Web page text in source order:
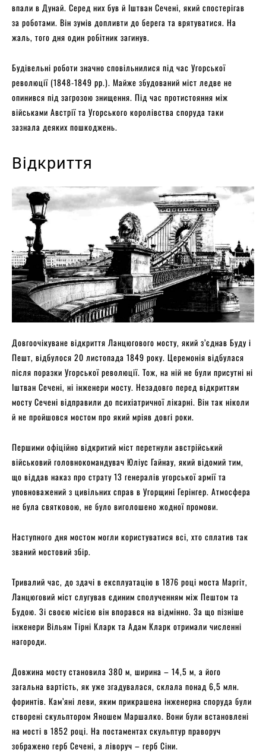
впали в Дунай. Серед них був й Іштван Сечені, який спостерігав
за роботами. Він зумів допливти до берега та врятуватися. На
жаль, того дня один робітник загинув.
Будівельні роботи значно сповільнилися під час Угорської
революції (1848-1849 рр.). Майже збудований міст ледве не
опинився під загрозою знищення. Під час протистояння між
військами Австрії та Угорського королівства споруда таки
зазнала деяких пошкоджень.
Відкриття
Довгоочікуване відкриття Ланцюгового мосту, який з’єднав Буду і
Пешт, відбулося 20 листопада 1849 року. Церемонія відбулася
після поразки Угорської революції. Тож, на ній не були присутні ні
Іштван Сечені, ні інженери мосту. Незадовго перед відкриттям
мосту Сечені відправили до психіатричної лікарні. Він так ніколи
й не пройшовся мостом про який мріяв довгі роки.
Першими офіційно відкритий міст перетнули австрійський
військовий головнокомандувач Юліус Гайнау, який відомий тим,
що віддав наказ про страту 13 генералів угорської армії та
уповноважений з цивільних справ в Угорщині Герінгер. Атмосфера
не була святковою, не було виголошено жодної промови.
Наступного дня мостом могли користуватися всі, хто сплатив так
званий мостовий збір.
Тривалий час, до здачі в експлуатацію в 1876 році моста Маргіт,
Ланцюговий міст слугував єдиним сполученням між Пештом та
Будою. Зі своєю місією він впорався на відмінно. За що пізніше
інженери Вільям Тірні Кларк та Адам Кларк отримали численні
нагороди.
Довжина мосту становила 380 м, ширина – 14,5 м, а його
загальна вартість, як уже згадувалася, склала понад 6,5 млн.
форинтів. Кам’яні леви, яким прикрашена інженерна споруда були
створені скульптором Яношем Маршалко. Вони були встановлені
на мості в 1852 році. На постаментах скульптур праворуч
зображено герб Сечені, а ліворуч – герб Сіни.